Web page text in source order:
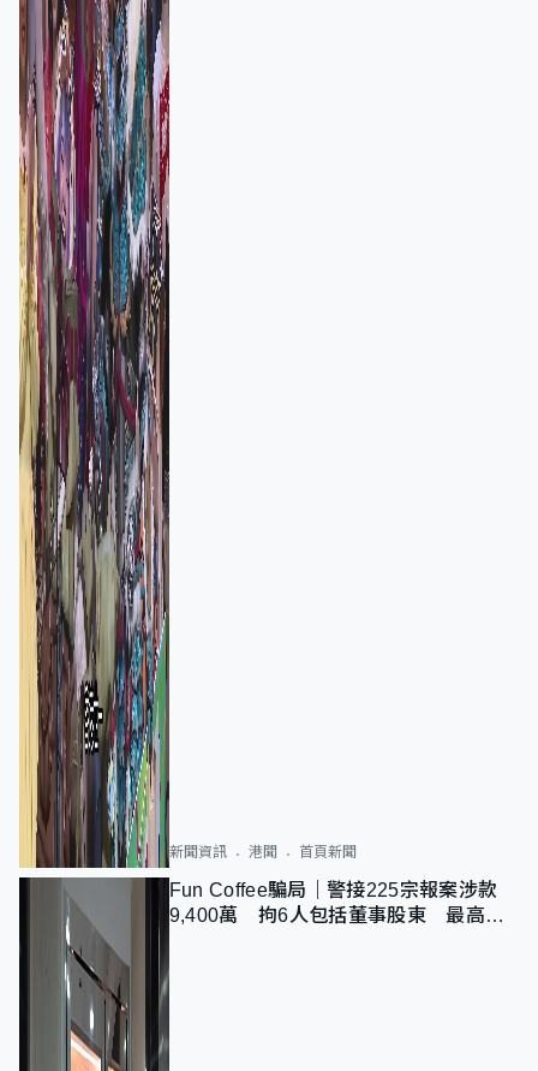
新聞資訊 港聞 首頁新聞
Fun Coffee騙局｜警接225宗報案涉款
9,400萬 拘6人包括董事股東 最高金